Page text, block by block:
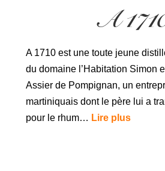
WHISKIES & +
MARQUES
A
A 1710 est une toute jeune
du domaine l’Habitation Simon
Assier de Pompignan, un
martiniquais dont le père lui a
pour le rhum… Lire plus